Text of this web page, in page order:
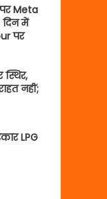
पर Meta
में
पर
स्थिर,
नहीं;
LPG